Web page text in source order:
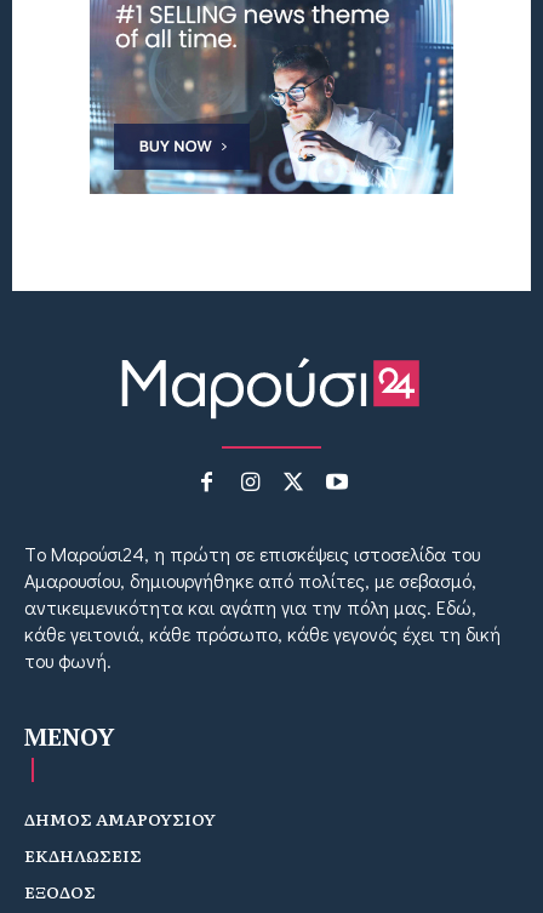
Tο Μαρούσι24, η πρώτη σε επισκέψεις ιστοσελίδα του
Αμαρουσίου, δημιουργήθηκε από πολίτες, με σεβασμό,
αντικειμενικότητα και αγάπη για την πόλη μας. Εδώ,
κάθε γειτονιά, κάθε πρόσωπο, κάθε γεγονός έχει τη δική
του φωνή.
MENOY
ΔΗΜΟΣ ΑΜΑΡΟΥΣΙΟΥ
ΕΚΔΗΛΩΣΕΙΣ
ΕΞΟΔΟΣ